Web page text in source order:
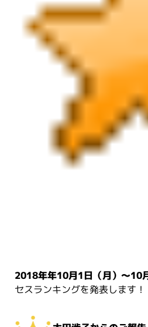
2018年年10月1日（月）～10
セスランキングを発表します！